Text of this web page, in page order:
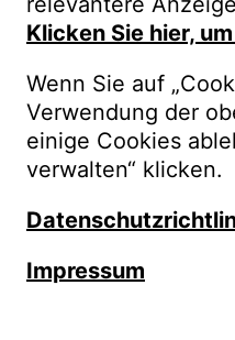
Klicken Sie hier,
Wenn Sie auf
Verwendung der
einige Cookies
verwalten“ klicken.
Impressum